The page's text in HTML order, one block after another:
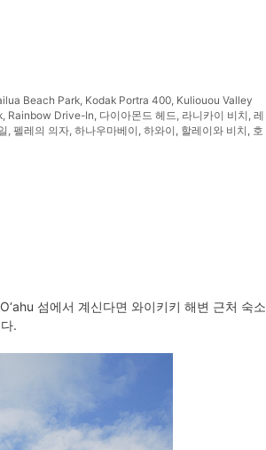
Beach Park Kodak Portra 400 Kuliouou Valley
Rainbow Drive-In 다이아몬드 헤드 라니카이 비치 레
펠레의 의자 하나우마베이 하와이 할레이와 비치 호
섬에서 계신다면 와이키키 해변 근처 숙소
.